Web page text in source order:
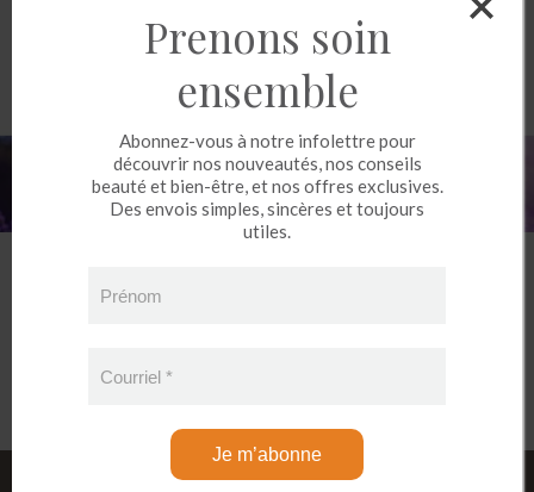
Livres
Prenons soin
ensemble
Abonnez-vous à notre infolettre pour
découvrir nos nouveautés, nos conseils
beauté et bien-être, et nos offres exclusives.
Des envois simples, sincères et toujours
utiles.
Prénom
Courriel *
Je m’abonne